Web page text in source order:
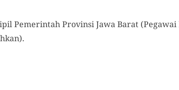
Pemerintah Provinsi Jawa Barat